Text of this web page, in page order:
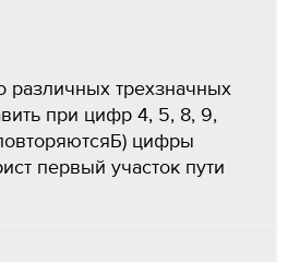
различных трехзначных
при цифр 4, 5, 8, 9,
цифры
первый участок пути